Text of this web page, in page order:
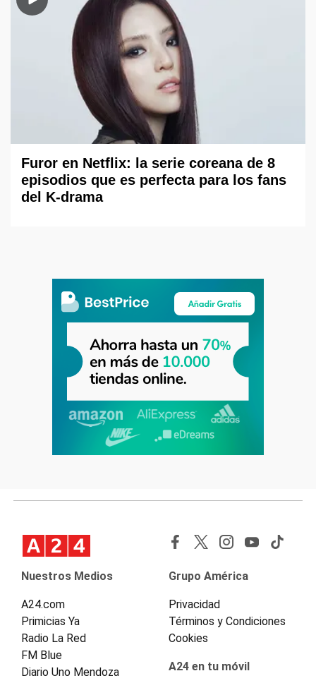
Furor en Netflix: la serie coreana de 8
episodios que es perfecta para los fans
del K-drama
Nuestros Medios
A24.com
Primicias Ya
Radio La Red
FM Blue
Diario Uno Mendoza
Grupo América
Privacidad
Términos y Condiciones
Cookies
A24 en tu móvil